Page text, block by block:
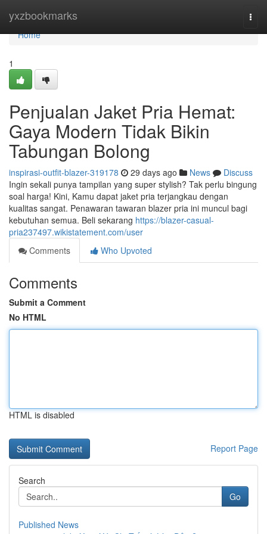
yxzbookmarks
Home
Home
1
Penjualan Jaket Pria Hemat:
Gaya Modern Tidak Bikin
Tabungan Bolong
inspirasi-outfit-blazer-319178 29 days ago News
Discuss
Ingin sekali punya tampilan yang super stylish? Tak perlu bingung
soal harga! Kini, Kamu dapat jaket pria terjangkau dengan
kualitas sangat. Penawaran tawaran blazer pria ini muncul bagi
kebutuhan semua. Beli sekarang https://blazer-casual-
pria237497.wikistatement.com/user
Comments
Who Upvoted
Comments
Submit a Comment
No HTML
HTML is disabled
Report Page
Search
Go
Published News